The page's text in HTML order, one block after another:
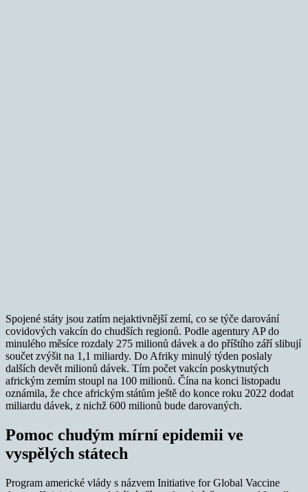
Spojené státy jsou zatím nejaktivnější zemí, co se týče darování
covidových vakcín do chudších regionů. Podle agentury AP do
minulého měsíce rozdaly 275 milionů dávek a do příštího září slibují
součet zvýšit na 1,1 miliardy. Do Afriky minulý týden poslaly
dalších devět milionů dávek. Tím počet vakcín poskytnutých
africkým zemím stoupl na 100 milionů. Čína na konci listopadu
oznámila, že chce africkým státům ještě do konce roku 2022 dodat
miliardu dávek, z nichž 600 milionů bude darovaných.
Pomoc chudým mírní epidemii ve
vyspělých státech
Program americké vlády s názvem Initiative for Global Vaccine